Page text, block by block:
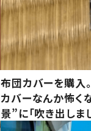
布団カバーを購入
カバーなんか怖く
景”に「吹き出しま